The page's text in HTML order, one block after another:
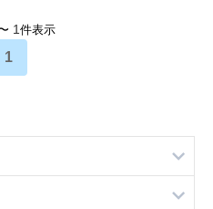
1 件表示
1
一覧